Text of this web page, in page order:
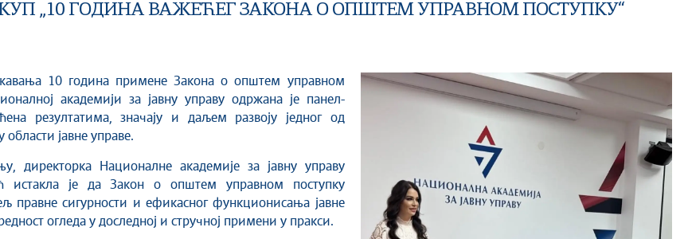
„10 ГОДИНА ВАЖЕЋЕГ ЗАКОНА О ОПШТЕМ УПРАВНОМ ПОСТУПКУ“
10 година примене Закона о општем управном
академији за јавну управу одржана је панел-
резултатима, значају и даљем развоју једног од
области јавне управе.
директорка Националне академије за јавну управу
истакла је да Закон о општем управном поступку
правне сигурности и ефикасног функционисања јавне
огледа у доследној и стручној примени у пракси.